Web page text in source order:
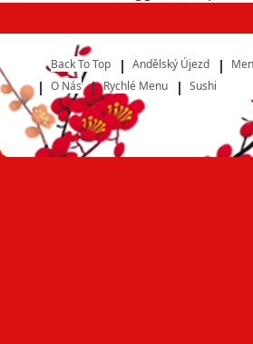
Back To Top Andělský Újezd
O Nás
Rychlé Menu Sushi